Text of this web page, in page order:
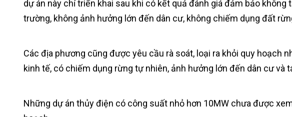
dự án này chỉ triển khai sau khi có kết quả đánh giá đảm bảo
trường, không ảnh hưởng lớn đến dân cư, không chiếm dụng đất
Các địa phương cũng được yêu cầu rà soát, loại ra khỏi quy hoạch
kinh tế, có chiếm dụng rừng tự nhiên, ảnh hưởng lớn đến dân cư và
Những dự án thủy điện có công suất nhỏ hơn 10MW chưa được